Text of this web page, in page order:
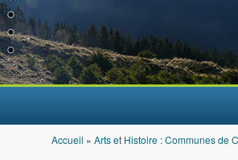
Vous êtes ici
Accueil » Arts et Histoire : Communes de